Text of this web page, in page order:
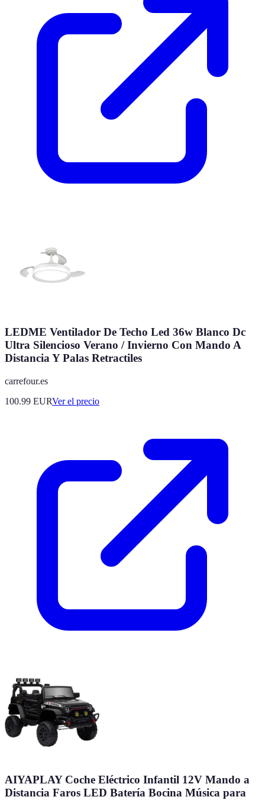
LEDME Ventilador De Techo Led 36w Blanco Dc
Ultra Silencioso Verano / Invierno Con Mando A
Distancia Y Palas Retractiles
carrefour.es
100.99 EURVer el precio
AIYAPLAY Coche Eléctrico Infantil 12V Mando a
Distancia Faros LED Batería Bocina Música para